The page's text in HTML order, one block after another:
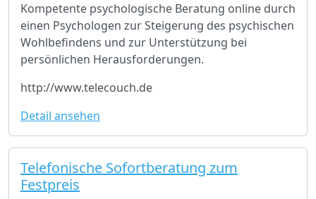
Kompetente psychologische Beratung online durch
einen Psychologen zur Steigerung des psychischen
Wohlbefindens und zur Unterstützung bei
persönlichen Herausforderungen.
http://www.telecouch.de
Detail ansehen
Telefonische Sofortberatung zum
Festpreis